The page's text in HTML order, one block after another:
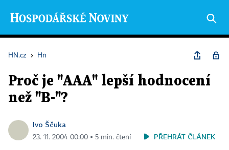
HN.cz › Hn
Proč je "AAA" lepší hodnocení
než "B-"?
Ivo Ščuka
23. 11. 2004 00:00 ▪ 5 min. čtení PŘEHRÁT ČLÁNEK